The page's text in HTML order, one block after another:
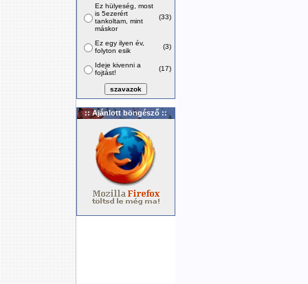
Ez hülyeség, most
is 5ezerért
tankoltam, mint
máskor
(33)
Ez egy ilyen év,
folyton esik
(3)
Ideje kivenni a
fojtást!
(17)
:: Ajánlott böngésző ::